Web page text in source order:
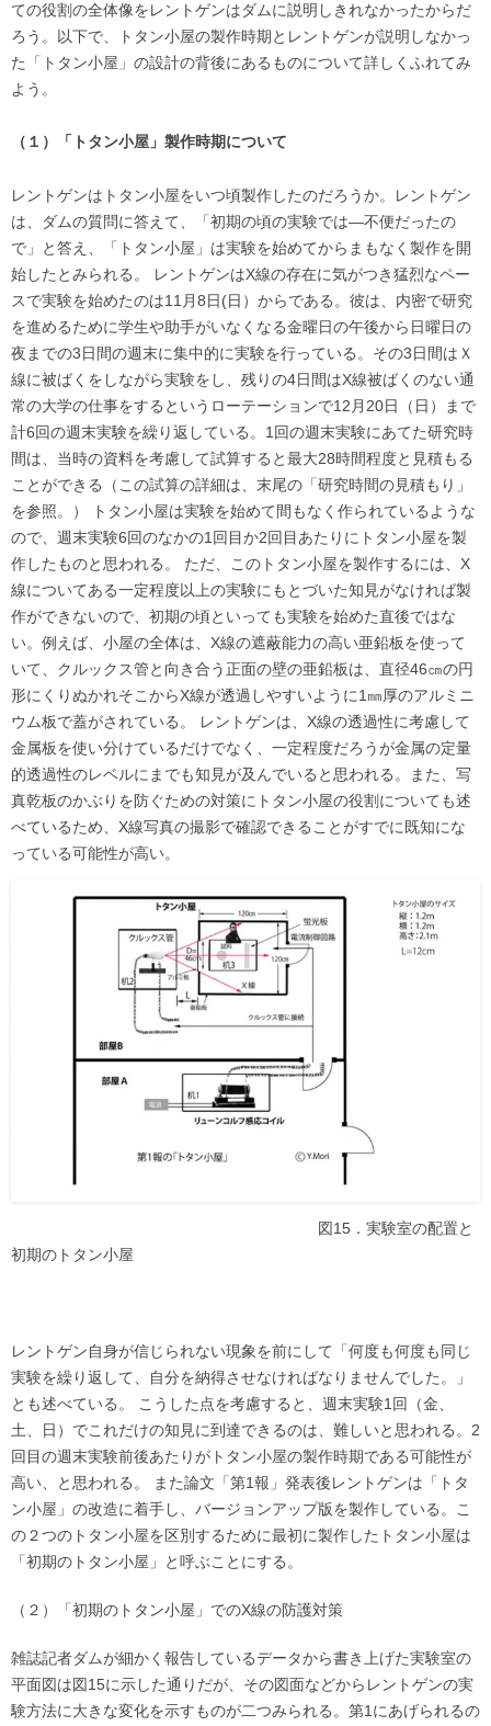
ての役割の全体像をレントゲンはダムに説明しきれなかったからだ
ろう。以下で、トタン小屋の製作時期とレントゲンが説明しなかっ
た「トタン小屋」の設計の背後にあるものについて詳しくふれてみ
よう。
（１）「トタン小屋」製作時期について
レントゲンはトタン小屋をいつ頃製作したのだろうか。レントゲン
は、ダムの質問に答えて、「初期の頃の実験では—不便だったの
で」と答え、「トタン小屋」は実験を始めてからまもなく製作を開
始したとみられる。 レントゲンはX線の存在に気がつき猛烈なペー
スで実験を始めたのは11月8日(日）からである。彼は、内密で研究
を進めるために学生や助手がいなくなる金曜日の午後から日曜日の
夜までの3日間の週末に集中的に実験を行っている。その3日間はＸ
線に被ばくをしながら実験をし、残りの4日間はX線被ばくのない通
常の大学の仕事をするというローテーションで12月20日（日）まで
計6回の週末実験を繰り返している。1回の週末実験にあてた研究時
間は、当時の資料を考慮して試算すると最大28時間程度と見積もる
ことができる（この試算の詳細は、末尾の「研究時間の見積もり」
を参照。） トタン小屋は実験を始めて間もなく作られているような
ので、週末実験6回のなかの1回目か2回目あたりにトタン小屋を製
作したものと思われる。 ただ、このトタン小屋を製作するには、X
線についてある一定程度以上の実験にもとづいた知見がなければ製
作ができないので、初期の頃といっても実験を始めた直後ではな
い。例えば、小屋の全体は、X線の遮蔽能力の高い亜鉛板を使って
いて、クルックス管と向き合う正面の壁の亜鉛板は、直径46㎝の円
形にくりぬかれそこからX線が透過しやすいように1㎜厚のアルミニ
ウム板で蓋がされている。 レントゲンは、X線の透過性に考慮して
金属板を使い分けているだけでなく、一定程度だろうが金属の定量
的透過性のレベルにまでも知見が及んでいると思われる。また、写
真乾板のかぶりを防ぐための対策にトタン小屋の役割についても述
べているため、X線写真の撮影で確認できることがすでに既知にな
っている可能性が高い。
図15．実験室の配置と
初期のトタン小屋
レントゲン自身が信じられない現象を前にして「何度も何度も同じ
実験を繰り返して、自分を納得させなければなりませんでした。」
とも述べている。 こうした点を考慮すると、週末実験1回（金、
土、日）でこれだけの知見に到達できるのは、難しいと思われる。2
回目の週末実験前後あたりがトタン小屋の製作時期である可能性が
高い、と思われる。 また論文「第1報」発表後レントゲンは「トタ
ン小屋」の改造に着手し、バージョンアップ版を製作している。こ
の２つのトタン小屋を区別するために最初に製作したトタン小屋は
「初期のトタン小屋」と呼ぶことにする。
（２）「初期のトタン小屋」でのX線の防護対策
雑誌記者ダムが細かく報告しているデータから書き上げた実験室の
平面図は図15に示した通りだが、その図面などからレントゲンの実
験方法に大きな変化を示すものが二つみられる。第1にあげられるの